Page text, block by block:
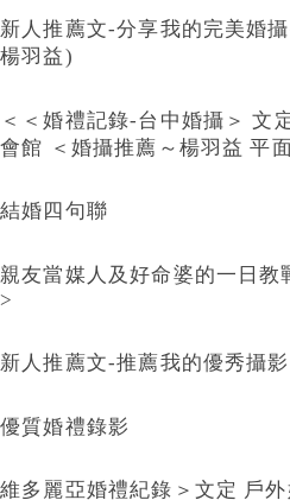
新人推薦文-分享我的完美婚
楊羽益)
＜＜婚禮記錄-台中婚攝＞ 文
會館 ＜婚攝推薦～楊羽益 平
結婚四句聯
親友當媒人及好命婆的一日
>
新人推薦文-推薦我的優秀攝
優質婚禮錄影
維多麗亞婚禮紀錄＞文定 戶